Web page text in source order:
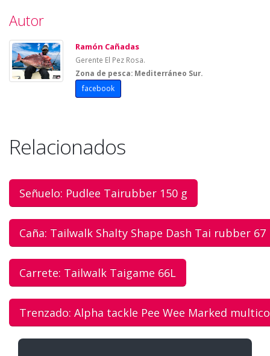
Autor
Ramón Cañadas
Gerente El Pez Rosa.
Zona de pesca: Mediterráneo Sur.
facebook
Relacionados
Señuelo: Pudlee Tairubber 150 g
Caña: Tailwalk Shalty Shape Dash Tai rubber 67
Carrete: Tailwalk Taigame 66L
Trenzado: Alpha tackle Pee Wee Marked